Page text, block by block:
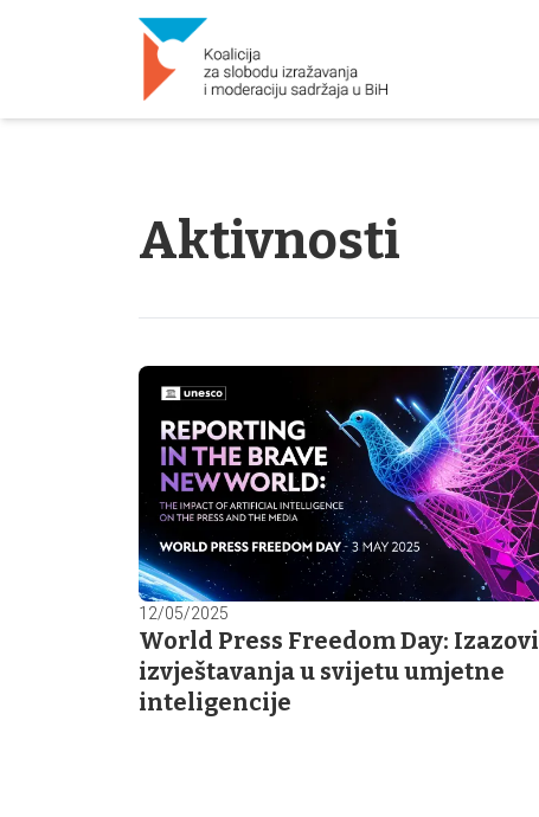
Aktivnosti
12/05/2025
World Press Freedom Day: Izazovi
izvještavanja u svijetu umjetne
inteligencije